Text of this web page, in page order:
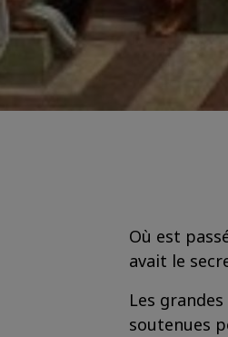
Où est
avait le
Les
soutenues